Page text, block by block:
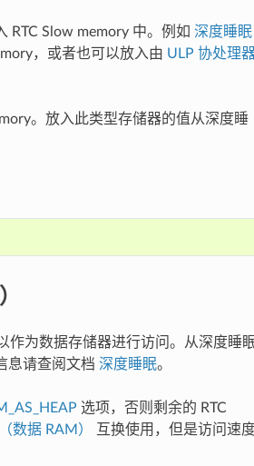
RTC Slow memory 中。例如 深度睡眠
，或者也可以放入由 ULP 协处理
。放入此类型存储器的值从深度睡
作为数据存储器进行访问。从深度睡
息请查阅文档 深度睡眠。
选项，否则剩余的 RTC
数据 RAM）
互换使用，但是访问速度